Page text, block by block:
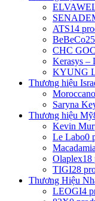
ATS14
BeBeCo
CHC
Kerasys –
KYUNG
Thương hiệu
Saryna
Thương hiệu Mỹ
Kevin
Le Labo0
Macadamia
Olaplex18
TIGI28
Thương Hiệu
LEOGI4